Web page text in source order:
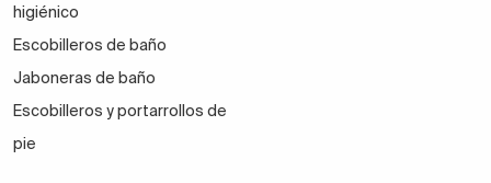
higiénico
Escobilleros de baño
Jaboneras de baño
Escobilleros y portarrollos de
pie